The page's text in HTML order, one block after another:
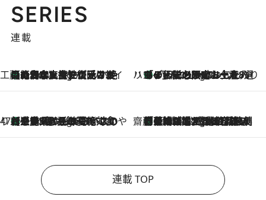
SERIES
連載
工藤まやのおもてなしハワイ
4 Hours Ago
【ハワイ土産】ローカルの絶大な支持で復活！ 絶品の幻クッキー《元ファンの日本人女性が受け継いだ名店》 ハワイ賢者 リサのお気に入りリスト4 Hours Ago
あの伝説の限定トートも！ リニューアルした「ディーン＆デルーカ ハワイ」で必須のお土産8選
47都道府県の手みやげ ひんやりスイーツで夏を満喫
4 Hours Ago
【三重県】この夏絶対食べたい 冷やしておいしいおやつ3選 お餅×アイスの新感覚スイーツ 齋藤 薫 美容脳ルネサンス
4 Hours Ago
「荷物が増えるほど旅ストレスは増す」美容ジャーナリストがたどり着いた最終結論。“化粧品を劇的に減らす”感動の凝縮美容とは
連載 TOP